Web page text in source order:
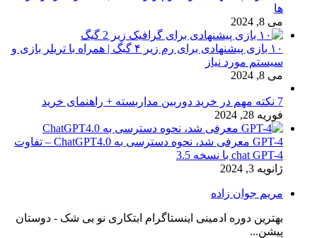
ها
می 8, 2024
۱۰ بازی پیشنهادی برای رم زیر ۴ گیگ | همراه با تریلر بازی و
سیستم مورد نیاز
می 8, 2024
7 نکته مهم در خرید دوربین مداربسته + راهنمای خرید
فوریه 28, 2024
GPT-4 معرفی شد، نحوه دسترسی به ChatGPT4.0 – تفاوت
chat GPT-4 با نسخه 3.5
ژانویه 3, 2024
مریم جوان زاده
بهترین دوره ادمینی اینستاگرام ابتکاری نو بی شک - دوستان
پیشن...